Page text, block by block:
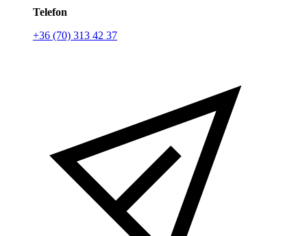
Telefon
+36 (70) 313 42 37